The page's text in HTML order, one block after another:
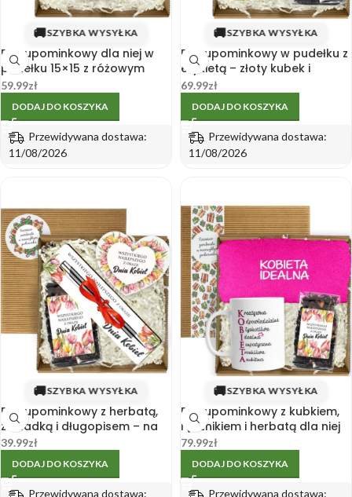
🚚SZYBKA WYSYŁKA
Box upominkowy dla niej w
pudełku 15×15 z różowym
kubkiem i etykietą
59.99zł
DODAJ DO KOSZYKA
Przewidywana dostawa:
11/08/2026
🚚SZYBKA WYSYŁKA
Box upominkowy w pudełku z
etykietą – złoty kubek i
herbata na Dzień Kobiet
69.99zł
DODAJ DO KOSZYKA
Przewidywana dostawa:
11/08/2026
🚚SZYBKA WYSYŁKA
Box upominkowy z herbatą,
zakładką i długopisem – na
Dzień Kobiet
39.99zł
DODAJ DO KOSZYKA
Przewidywana dostawa:
🚚SZYBKA WYSYŁKA
Box upominkowy z kubkiem,
ręcznikiem i herbatą dla niej
na Dzień Kobiet
79.99zł
DODAJ DO KOSZYKA
Przewidywana dostawa: